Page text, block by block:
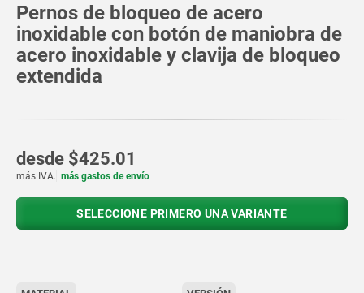
Pernos de bloqueo de acero
inoxidable con botón de maniobra de
acero inoxidable y clavija de bloqueo
extendida
desde $425.01
más IVA. más gastos de envío
SELECCIONE PRIMERO UNA VARIANTE